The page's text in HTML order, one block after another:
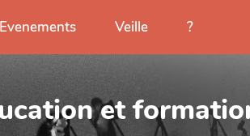
Evenements Veille ?
et